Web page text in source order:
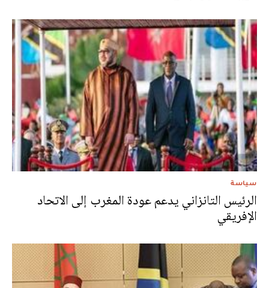
سياسة
الرئيس التانزاني يدعم عودة المغرب إلى الاتحاد
الإفريقي